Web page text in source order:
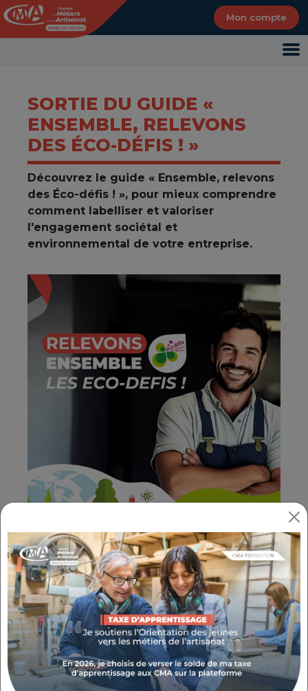
Mon compte
SORTIE DU GUIDE «
ENSEMBLE, RELEVONS
DES ÉCO-DÉFIS ! »
Découvrez le guide « Ensemble, relevons
des Éco-défis ! », pour mieux comprendre
comment labelliser et valoriser
l'engagement sociétal et
environnemental de votre entreprise.
Les Éco-défis consistent à relever des défis
dans des domaines tels que
l'environnement, l'énergie, le transport,
les déchets, les éco-produits, la gestion
de l'eau, les emballages et la
responsabilité sociétale . Les entreprises qui
participent à cette initiative bénéficient d'une
valorisation de leurs efforts auprès de leurs
Panneau de gestion des cookies